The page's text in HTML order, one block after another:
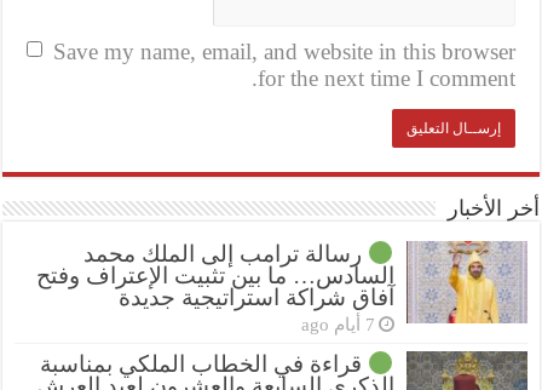
Save my name, email, and website in this browser
for the next time I comment.
أخر الأخبار
رسالة ترامب إلى الملك محمد
السادس… ما بين تثبيت الإعتراف وفتح
آفاق شراكة استراتيجية جديدة
7 أيام ago
قراءة في الخطاب الملكي بمناسبة